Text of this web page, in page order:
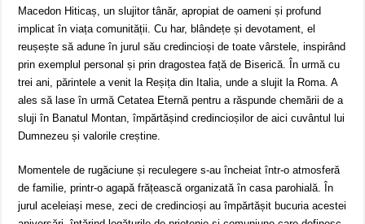
Macedon Hiticaș, un slujitor tânăr, apropiat de oameni și profund
implicat în viața comunității. Cu har, blândețe și devotament, el
reușește să adune în jurul său credincioși de toate vârstele, inspirând
prin exemplul personal și prin dragostea față de Biserică. În urmă cu
trei ani, părintele a venit la Reșița din Italia, unde a slujit la Roma. A
ales să lase în urmă Cetatea Eternă pentru a răspunde chemării de a
sluji în Banatul Montan, împărtășind credincioșilor de aici cuvântul lui
Dumnezeu și valorile creștine.
Momentele de rugăciune și reculegere s-au încheiat într-o atmosferă
de familie, printr-o agapă frățească organizată în casa parohială. În
jurul aceleiași mese, zeci de credincioși au împărtășit bucuria acestei